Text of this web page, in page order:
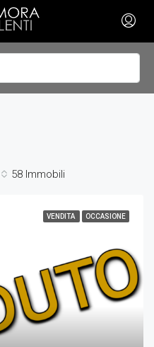
58 Immobili
VENDITA OCCASIONE